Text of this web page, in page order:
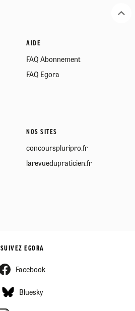
AIDE
FAQ Abonnement
FAQ Egora
NOS SITES
concourspluripro.fr
larevuedupraticien.fr
SUIVEZ EGORA
Facebook
Bluesky